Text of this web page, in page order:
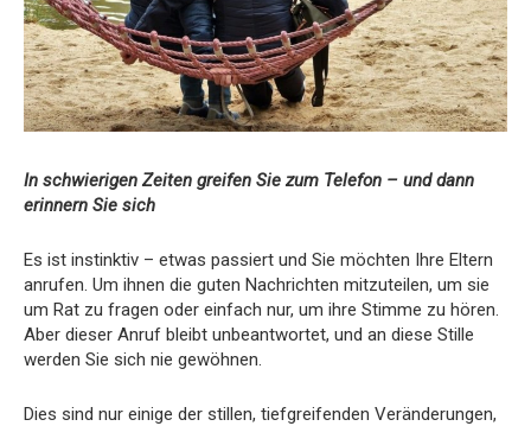
In schwierigen Zeiten greifen Sie zum Telefon – und dann
erinnern Sie sich
Es ist instinktiv – etwas passiert und Sie möchten Ihre Eltern
anrufen. Um ihnen die guten Nachrichten mitzuteilen, um sie
um Rat zu fragen oder einfach nur, um ihre Stimme zu hören.
Aber dieser Anruf bleibt unbeantwortet, und an diese Stille
werden Sie sich nie gewöhnen.
Dies sind nur einige der stillen, tiefgreifenden Veränderungen,